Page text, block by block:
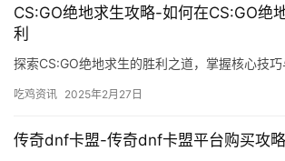
CS:GO绝地求生攻略-如何在CS:GO绝
利
探索CS:GO绝地求生的胜利之道，掌握核心技巧
吃鸡资讯 2025年2月27日
传奇dnf卡盟-传奇dnf卡盟平台购买攻略